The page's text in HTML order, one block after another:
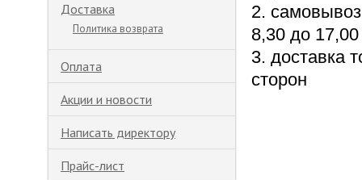
Доставка
Политика возврата
Оплата
Акции и новости
Написать директору
Прайс-лист
2.
8,30 до 17,00
3. доставка
сторон